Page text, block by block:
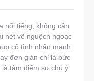
nổi tiếng, không cần
nét vẽ nguệch ngoạc
cố tình nhấn mạnh
đơn giản chỉ là bức
tâm điểm sự chú ý